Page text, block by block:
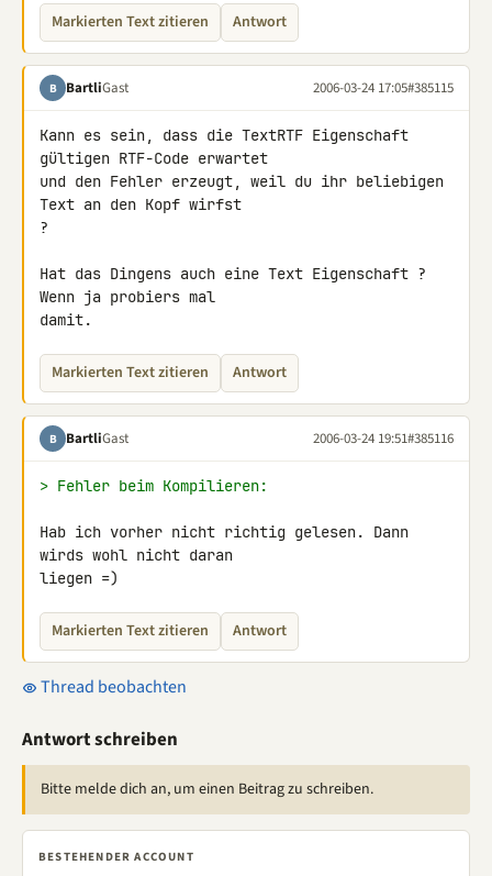
Markierten Text zitieren Antwort
B BartliGast 2006-03-24 17:05#385115
Kann es sein, dass die TextRTF Eigenschaft
gültigen RTF-Code erwartet
und den Fehler erzeugt, weil du ihr beliebigen
Text an den Kopf wirfst
?
Hat das Dingens auch eine Text Eigenschaft ?
Wenn ja probiers mal
damit.
Markierten Text zitieren Antwort
B BartliGast 2006-03-24 19:51#385116
> Fehler beim Kompilieren:
Hab ich vorher nicht richtig gelesen. Dann
wirds wohl nicht daran
liegen =)
Markierten Text zitieren Antwort
Thread beobachten
Antwort schreiben
Bitte melde dich an, um einen Beitrag zu schreiben.
BESTEHENDER ACCOUNT